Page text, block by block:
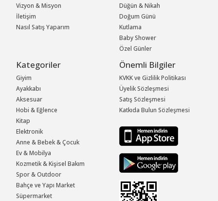
Vizyon & Misyon
İletişim
Nasıl Satış Yaparım
Düğün & Nikah
Doğum Günü
Kutlama
Baby Shower
Özel Günler
Kategoriler
Giyim
Ayakkabı
Aksesuar
Hobi & Eğlence
Kitap
Elektronik
Anne & Bebek & Çocuk
Ev & Mobilya
Kozmetik & Kişisel Bakım
Spor & Outdoor
Bahçe ve Yapı Market
Süpermarket
Önemli Bilgiler
KVKK ve Gizlilik Politikası
Üyelik Sözleşmesi
Satış Sözleşmesi
Katkıda Bulun Sözleşmesi